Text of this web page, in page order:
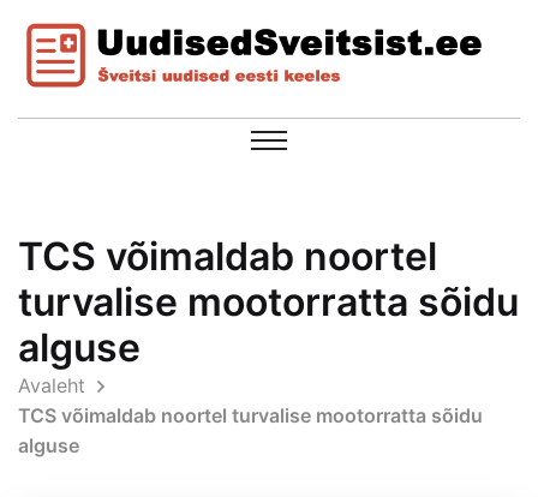
TCS võimaldab noortel
turvalise mootorratta sõidu
alguse
Avaleht
TCS võimaldab noortel turvalise mootorratta sõidu
alguse